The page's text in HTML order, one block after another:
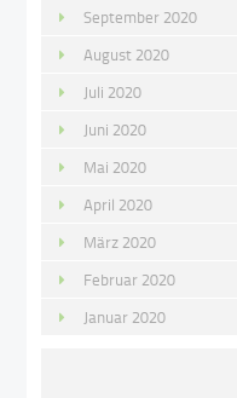
September 2020
August 2020
Juli 2020
Juni 2020
Mai 2020
April 2020
März 2020
Februar 2020
Januar 2020